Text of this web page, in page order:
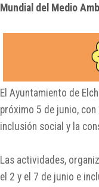
Mundial del Medio
El Ayuntamiento de
próximo 5 de junio,
inclusión social y la
Las actividades,
el 2 y el 7 de junio e